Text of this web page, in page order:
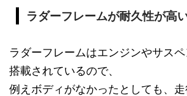
ラダーフレームが耐久性が高
ラダーフレームはエンジンやサス
搭載されているので、
例えボディがなかったとしても、